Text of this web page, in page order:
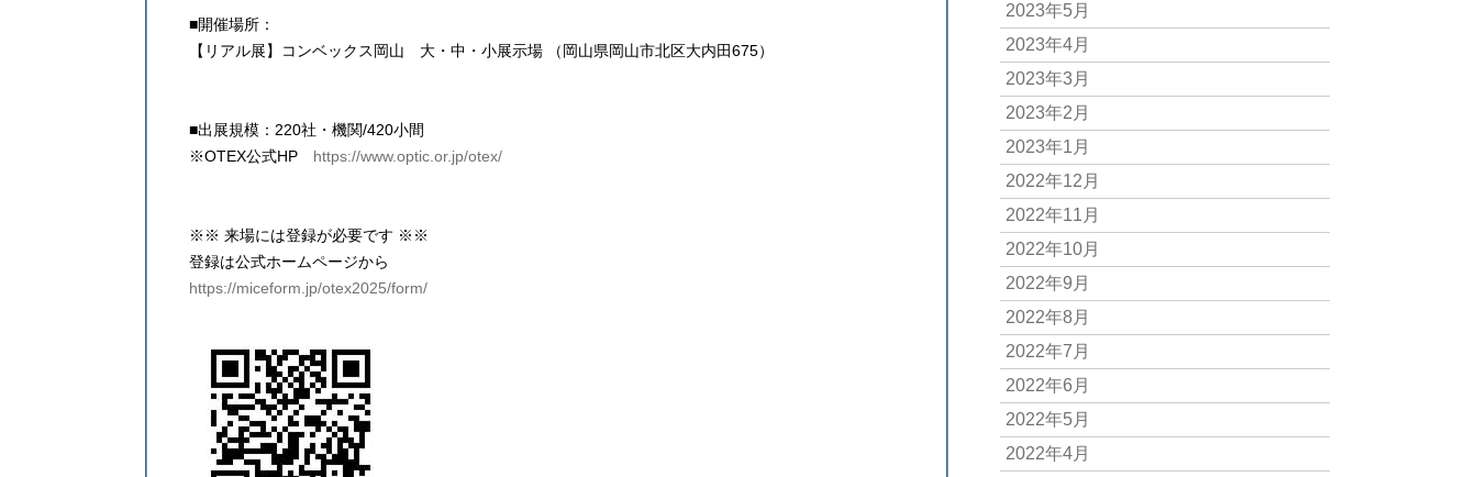
■開催場所：
【リアル展】コンベックス岡山 大・中・小展示場 （岡山県岡山市北区大内田675）
■出展規模：220社・機関/420小間
※OTEX公式HP https://www.optic.or.jp/otex/
※※ 来場には登録が必要です ※※
登録は公式ホームページから
https://miceform.jp/otex2025/form/
2023年5月
2023年4月
2023年3月
2023年2月
2023年1月
2022年12月
2022年11月
2022年10月
2022年9月
2022年8月
2022年7月
2022年6月
2022年5月
2022年4月